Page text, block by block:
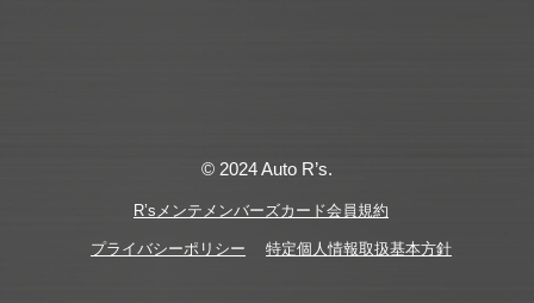
© 2024 Auto R’s.
R’sメンテメンバーズカード会員規約
プライバシーポリシー 特定個人情報取扱基本方針